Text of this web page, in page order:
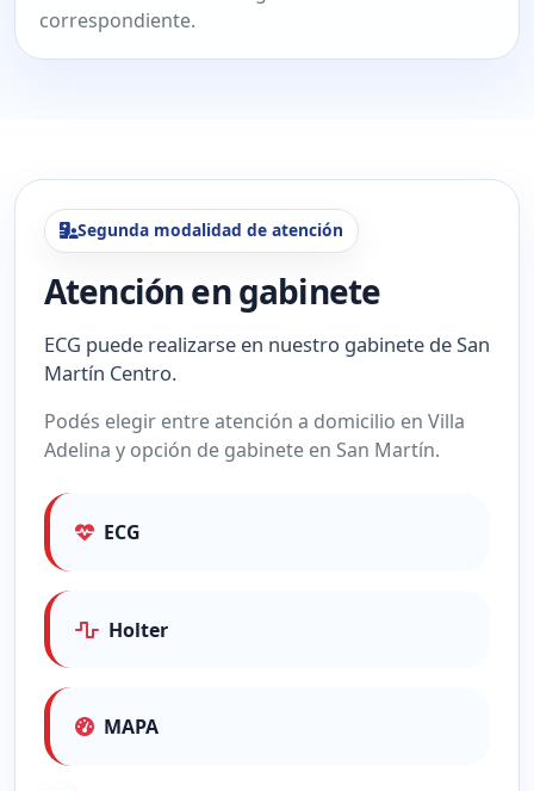
correspondiente.
Segunda modalidad de atención
Atención en gabinete
ECG puede realizarse en nuestro gabinete de San
Martín Centro.
Podés elegir entre atención a domicilio en Villa
Adelina y opción de gabinete en San Martín.
ECG
Holter
MAPA